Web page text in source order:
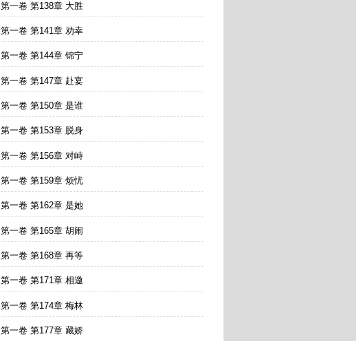
第一卷 第138章 大胜
第一卷 第141章 劝幸
第一卷 第144章 锦宁
第一卷 第147章 赴宴
第一卷 第150章 是谁
第一卷 第153章 脱身
第一卷 第156章 对峙
第一卷 第159章 烦忧
第一卷 第162章 是她
第一卷 第165章 胡闹
第一卷 第168章 再等
第一卷 第171章 相邀
第一卷 第174章 梅林
第一卷 第177章 藏娇